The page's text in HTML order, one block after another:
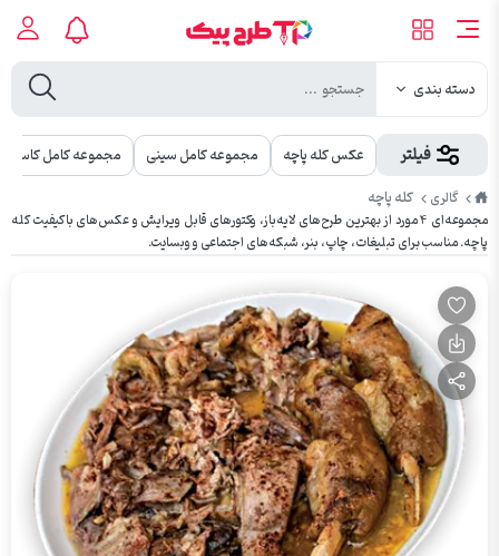
دسته بندی
فیلتر عکس کله پاچه مجموعه کامل سینی
مجموعه کامل کاسه
طرح
پیک
گالری کله پاچه
مجموعه‌ای ۴ مورد از بهترین طرح‌های لایه‌باز، وکتورهای قابل ویرایش و عکس‌های باکیفیت کله
پاچه. مناسب برای تبلیغات، چاپ، بنر، شبکه‌های اجتماعی و وبسایت.